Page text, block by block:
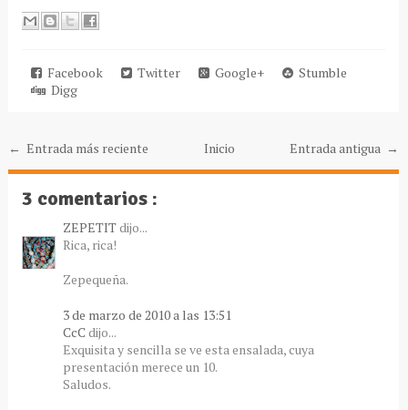
Facebook Twitter Google+
Stumble
Digg
← Entrada más reciente Entrada antigua →
Inicio
3 comentarios :
ZEPETITdijo...
Rica, rica!
Zepequeña.
3 de marzo de 2010 a las 13:51
CcCdijo...
Exquisita y sencilla se ve esta ensalada, cuya
presentación merece un 10.
Saludos.